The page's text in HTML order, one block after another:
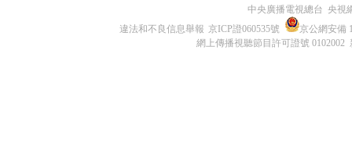
中央廣播電視總台 央視
違法和不良信息舉報 京ICP證060535號
京公網安備
網上傳播視聽節目許可證號 0102002